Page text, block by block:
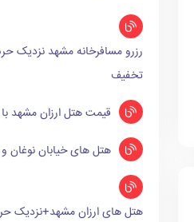
تخفیف
قیمت هتل ارزان مشهد با
هتل های خیابان نوغان و
هتل های ارزان مشهد+نزدیک